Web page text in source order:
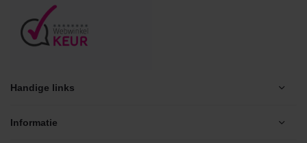
Handige links
Informatie